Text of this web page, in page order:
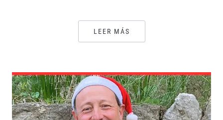
LEER MÁS